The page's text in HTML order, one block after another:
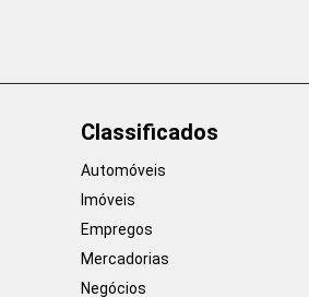
Classificados
Automóveis
Imóveis
Empregos
Mercadorias
Negócios